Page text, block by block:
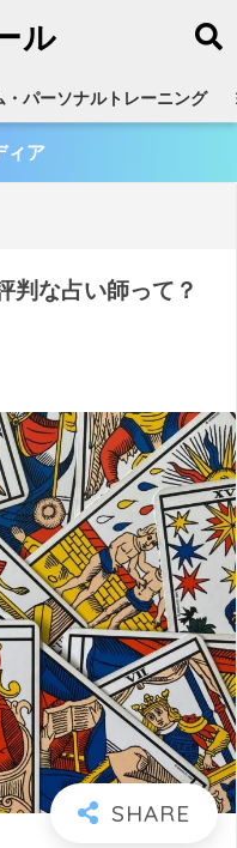
ル
・パーソナルトレーニング
ィア
判な占い師って？